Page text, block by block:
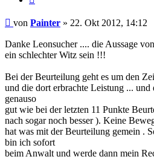
Beitrag
von Painter » 22. Okt 2012, 14:12
Danke Leonsucher .... die Aussage
ein schlechter Witz sein !!!
Bei der Beurteilung geht es um den
und die dort erbrachte Leistung ... und
genauso
gut wie bei der letzten 11 Punkte
nach sogar noch besser ). Keine
hat was mit der Beurteilung gemein .
bin ich sofort
beim Anwalt und werde dann mein